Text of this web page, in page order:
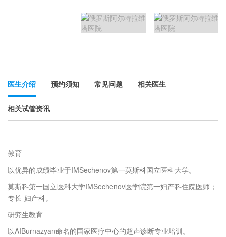
医生介绍 预约须知 常见问题 相关医生
相关试管资讯
教育
以优异的成绩毕业于IMSechenov第一莫斯科国立医科大学。
莫斯科第一国立医科大学IMSechenov医学院第一妇产科住院医师；
专长-妇产科。
研究生教育
以AIBurnazyan命名的国家医疗中心的超声诊断专业培训。